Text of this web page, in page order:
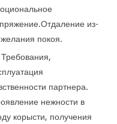
из-
покоя.
Требования,
партнера.
нежности в
корысти, получения